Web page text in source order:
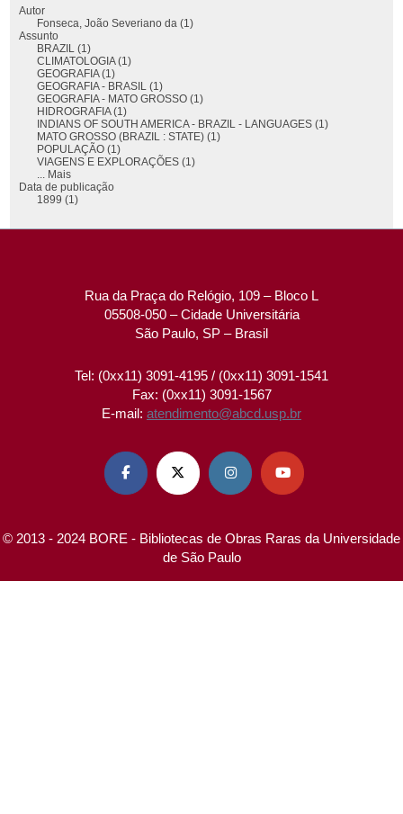
Autor
Fonseca, João Severiano da (1)
Assunto
BRAZIL (1)
CLIMATOLOGIA (1)
GEOGRAFIA (1)
GEOGRAFIA - BRASIL (1)
GEOGRAFIA - MATO GROSSO (1)
HIDROGRAFIA (1)
INDIANS OF SOUTH AMERICA - BRAZIL - LANGUAGES (1)
MATO GROSSO (BRAZIL : STATE) (1)
POPULAÇÃO (1)
VIAGENS E EXPLORAÇÕES (1)
... Mais
Data de publicação
1899 (1)
Rua da Praça do Relógio, 109 – Bloco L
05508-050 – Cidade Universitária
São Paulo, SP – Brasil
Tel: (0xx11) 3091-4195 / (0xx11) 3091-1541
Fax: (0xx11) 3091-1567
E-mail: atendimento@abcd.usp.br
   
© 2013 - 2024 BORE - Bibliotecas de Obras Raras da Universidade
de São Paulo